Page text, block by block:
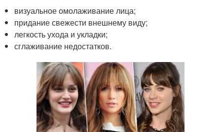
визуальное омолаживание лица;
придание свежести внешнему виду;
легкость ухода и укладки;
сглаживание недостатков.